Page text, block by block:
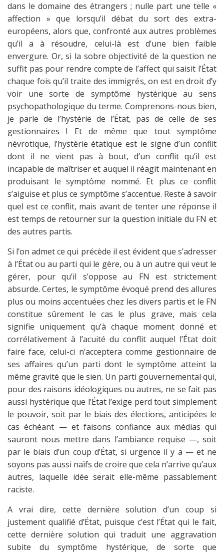
dans le domaine des étrangers ; nulle part une telle «
affection » que lorsqu’il débat du sort des extra-
européens, alors que, confronté aux autres problèmes
qu’il a à résoudre, celui-là est d’une bien faible
envergure. Or, si la sobre objectivité de la question ne
suffit pas pour rendre compte de l’affect qui saisit l’État
chaque fois qu’il traite des immigrés, on est en droit d’y
voir une sorte de symptôme hystérique au sens
psychopathologique du terme. Comprenons-nous bien,
je parle de l’hystérie de l’État, pas de celle de ses
gestionnaires ! Et de même que tout symptôme
névrotique, l’hystérie étatique est le signe d’un conflit
dont il ne vient pas à bout, d’un conflit qu’il est
incapable de maîtriser et auquel il réagit maintenant en
produisant le symptôme nommé. Et plus ce conflit
s’aiguise et plus ce symptôme s’accentue. Reste à savoir
quel est ce conflit, mais avant de tenter une réponse il
est temps de retourner sur la question initiale du FN et
des autres partis.
Si l’on admet ce qui précède il est évident que s’adresser
à l’État ou au parti qui le gère, ou à un autre qui veut le
gérer, pour qu’il s’oppose au FN est strictement
absurde. Certes, le symptôme évoqué prend des allures
plus ou moins accentuées chez les divers partis et le FN
constitue sûrement le cas le plus grave, mais cela
signifie uniquement qu’à chaque moment donné et
corrélativement à l’acuité du conflit auquel l’État doit
faire face, celui-ci n’acceptera comme gestionnaire de
ses affaires qu’un parti dont le symptôme atteint la
même gravité que le sien. Un parti gouvernemental qui,
pour des raisons idéologiques ou autres, ne se fait pas
aussi hystérique que l’État l’exige perd tout simplement
le pouvoir, soit par le biais des élections, anticipées le
cas échéant — et faisons confiance aux médias qui
sauront nous mettre dans l’ambiance requise —, soit
par le biais d’un coup d’État, si urgence il y a — et ne
soyons pas aussi naïfs de croire que cela n’arrive qu’aux
autres, laquelle idée serait elle-même passablement
raciste.
A vrai dire, cette dernière solution d’un coup si
justement qualifié d’État, puisque c’est l’État qui le fait,
cette dernière solution qui traduit une aggravation
subite du symptôme hystérique, de sorte que